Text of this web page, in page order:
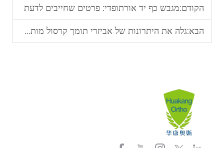
הקודם:מגבש כף יד אורתופדי: פרטים שחייבים לדעת
הבא:גלה את היתרונות של אביזרי תומך קרסול מותאמים לפי הוראות יצרן (OEM)